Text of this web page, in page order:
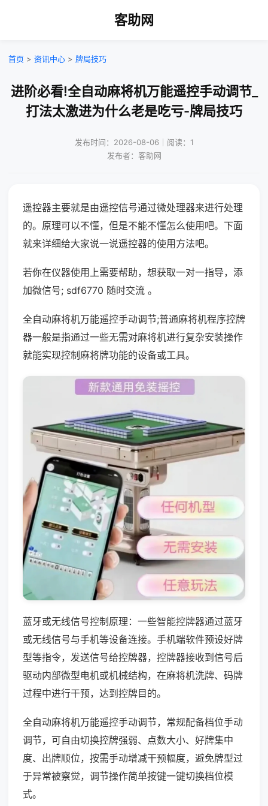
客助网
首页 > 资讯中心 > 牌局技巧
进阶必看!全自动麻将机万能遥控手动调节_
打法太激进为什么老是吃亏-牌局技巧
发布时间：2026-08-06｜阅读：1
发布者：客助网
遥控器主要就是由遥控信号通过微处理器来进行处理
的。原理可以不懂，但是不能不懂怎么使用吧。下面
就来详细给大家说一说遥控器的使用方法吧。
若你在仪器使用上需要帮助，想获取一对一指导，添
加微信号; sdf6770 随时交流 。
全自动麻将机万能遥控手动调节;普通麻将机程序控牌
器一般是指通过一些无需对麻将机进行复杂安装操作
就能实现控制麻将牌功能的设备或工具。
蓝牙或无线信号控制原理：一些智能控牌器通过蓝牙
或无线信号与手机等设备连接。手机端软件预设好牌
型等指令，发送信号给控牌器，控牌器接收到信号后
驱动内部微型电机或机械结构，在麻将机洗牌、码牌
过程中进行干预，达到控牌目的。
全自动麻将机万能遥控手动调节，常规配备档位手动
调节，可自由切换控牌强弱、点数大小、好牌集中
度、出牌顺位，按需手动增减干预幅度，避免牌型过
于异常被察觉，调节操作简单按键一键切换档位模
式。